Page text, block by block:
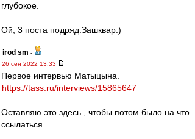
глубокое.
Ой, 3 поста подряд.Зашквар.)
irod sm -
26 сен 2022 13:33
Первое интервью Матыцына.
https://tass.ru/interviews/15865647
Оставляю это здесь , чтобы потом было на что
ссылаться.